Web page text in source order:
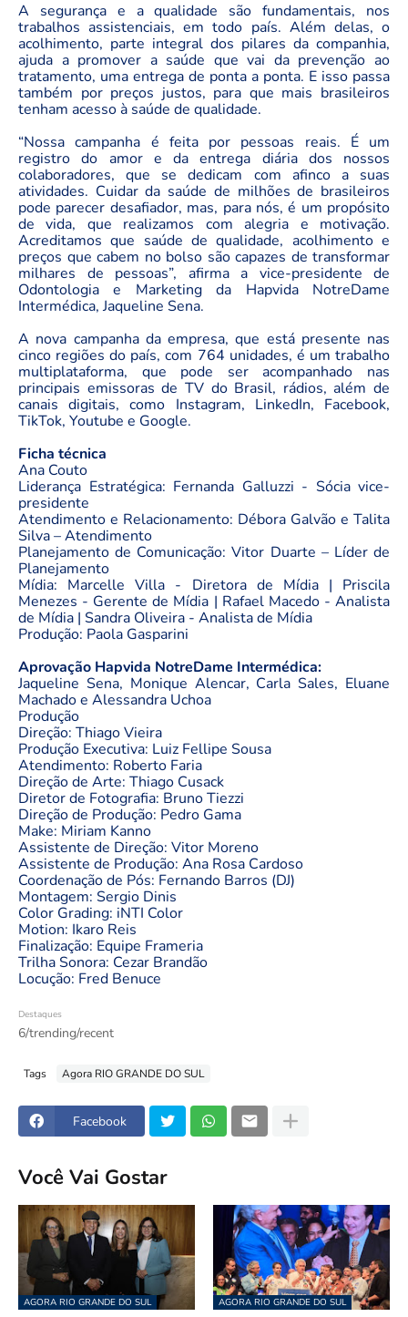
A segurança e a qualidade são fundamentais, nos
trabalhos assistenciais, em todo país. Além delas, o
acolhimento, parte integral dos pilares da companhia,
ajuda a promover a saúde que vai da prevenção ao
tratamento, uma entrega de ponta a ponta. E isso passa
também por preços justos, para que mais brasileiros
tenham acesso à saúde de qualidade.
“Nossa campanha é feita por pessoas reais. É um
registro do amor e da entrega diária dos nossos
colaboradores, que se dedicam com afinco a suas
atividades. Cuidar da saúde de milhões de brasileiros
pode parecer desafiador, mas, para nós, é um propósito
de vida, que realizamos com alegria e motivação.
Acreditamos que saúde de qualidade, acolhimento e
preços que cabem no bolso são capazes de transformar
milhares de pessoas”, afirma a vice-presidente de
Odontologia e Marketing da Hapvida NotreDame
Intermédica, Jaqueline Sena.
A nova campanha da empresa, que está presente nas
cinco regiões do país, com 764 unidades, é um trabalho
multiplataforma, que pode ser acompanhado nas
principais emissoras de TV do Brasil, rádios, além de
canais digitais, como Instagram, LinkedIn, Facebook,
TikTok, Youtube e Google.
Ficha técnica
Ana Couto
Liderança Estratégica: Fernanda Galluzzi - Sócia vice-
presidente
Atendimento e Relacionamento: Débora Galvão e Talita
Silva – Atendimento
Planejamento de Comunicação: Vitor Duarte – Líder de
Planejamento
Mídia: Marcelle Villa - Diretora de Mídia | Priscila
Menezes - Gerente de Mídia | Rafael Macedo - Analista
de Mídia | Sandra Oliveira - Analista de Mídia
Produção: Paola Gasparini
Aprovação Hapvida NotreDame Intermédica:
Jaqueline Sena, Monique Alencar, Carla Sales, Eluane
Machado e Alessandra Uchoa
Produção
Direção: Thiago Vieira
Produção Executiva: Luiz Fellipe Sousa
Atendimento: Roberto Faria
Direção de Arte: Thiago Cusack
Diretor de Fotografia: Bruno Tiezzi
Direção de Produção: Pedro Gama
Make: Miriam Kanno
Assistente de Direção: Vitor Moreno
Assistente de Produção: Ana Rosa Cardoso
Coordenação de Pós: Fernando Barros (DJ)
Montagem: Sergio Dinis
Color Grading: iNTI Color
Motion: Ikaro Reis
Finalização: Equipe Frameria
Trilha Sonora: Cezar Brandão
Locução: Fred Benuce
Destaques
6/trending/recent
Tags Agora RIO GRANDE DO SUL
Facebook
Você Vai Gostar
AGORA RIO GRANDE DO SUL AGORA RIO GRANDE DO SUL